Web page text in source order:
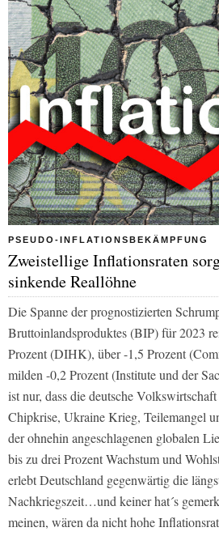
PSEUDO-INFLATIONSBEKÄMPFUNG
Zweistellige Inflationsraten
sinkende Reallöhne
Die Spanne der prognostizierten
Bruttoinlandsproduktes (BIP) für 2023
Prozent (DIHK), über -1,5 Prozent
milden -0,2 Prozent (Institute und der
ist nur, dass die deutsche
Chipkrise, Ukraine Krieg, Teilemangel
der ohnehin angeschlagenen globalen
bis zu drei Prozent Wachstum und
erlebt Deutschland gegenwärtig die
Nachkriegszeit…und keiner hat´s
meinen, wären da nicht hohe